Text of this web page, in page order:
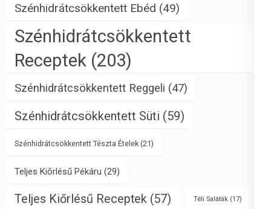
Szénhidrátcsökkentett Ebéd (49)
Szénhidrátcsökkentett
Receptek (203)
Szénhidrátcsökkentett Reggeli (47)
Szénhidrátcsökkentett Süti (59)
Szénhidrátcsökkentett Tészta Ételek (21)
Teljes Kiőrlésű Pékáru (29)
Teljes Kiőrlésű Receptek (57) Téli Saláták (17)